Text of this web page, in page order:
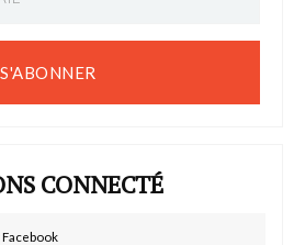
S'ABONNER
CONNECTÉ